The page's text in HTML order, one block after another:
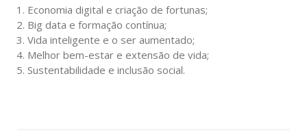
Economia digital e criação de fortunas;
Big data e formação contínua;
Vida inteligente e o ser aumentado;
Melhor bem-estar e extensão de vida;
Sustentabilidade e inclusão social.